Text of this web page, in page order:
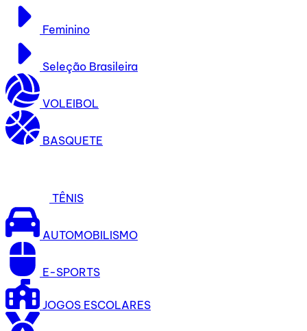
Feminino
Seleção Brasileira
VOLEIBOL
BASQUETE
TÊNIS
AUTOMOBILISMO
E-SPORTS
JOGOS ESCOLARES